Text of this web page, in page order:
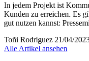
In jedem Projekt ist
Kunden zu erreichen. Es
gut nutzen kannst:
Toñi Rodriguez 21/04/
Alle Artikel ansehen